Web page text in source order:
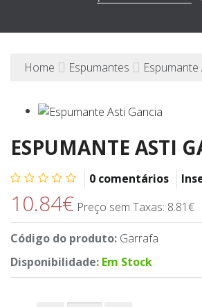
Home Espumantes
ESPUMANTE ASTI
0 comentários
10.84€ Preço sem Taxas: 8.81€
Código do produto: Garrafa
Disponibilidade: Em Stock